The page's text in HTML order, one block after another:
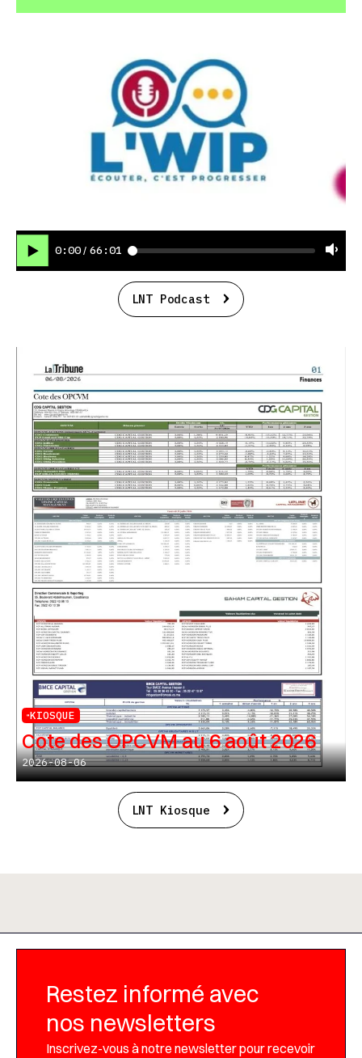
0:00 / 66:01
LNT Podcast
KIOSQUE
Cote des OPCVM au 6 août 2026
2026-08-06
LNT Kiosque
Restez informé avec
nos newsletters
Inscrivez-vous à notre newsletter pour recevoir